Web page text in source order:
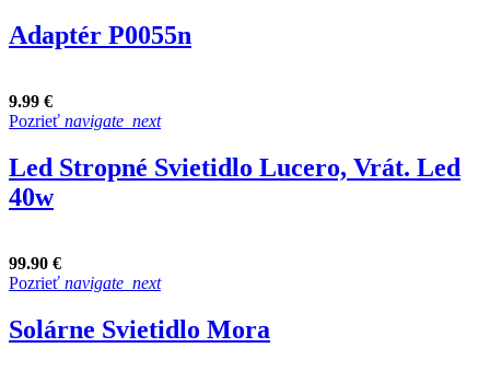
Adaptér P0055n
9.99 €
Pozrieť navigate_next
Led Stropné Svietidlo Lucero, Vrát. Led
40w
99.90 €
Pozrieť navigate_next
Solárne Svietidlo Mora